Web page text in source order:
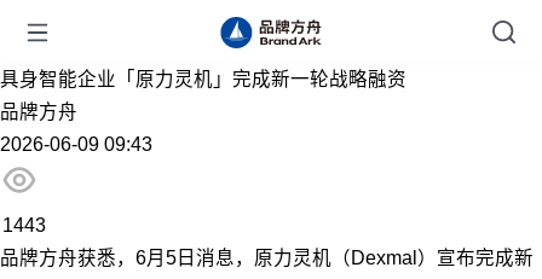
具身智能企业「原力灵机」完成新一轮战略融资
品牌方舟
2026-06-09 09:43
1443
品牌方舟获悉，6月5日消息，原力灵机（Dexmal）宣布完成新